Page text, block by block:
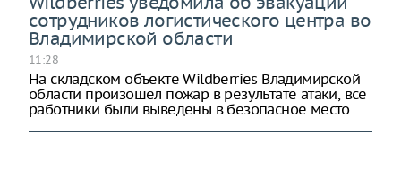
сотрудников логистического центра во
Владимирской области
11:28
На складском объекте Wildberries Владимирской
области произошел пожар в результате атаки, все
работники были выведены в безопасное место.